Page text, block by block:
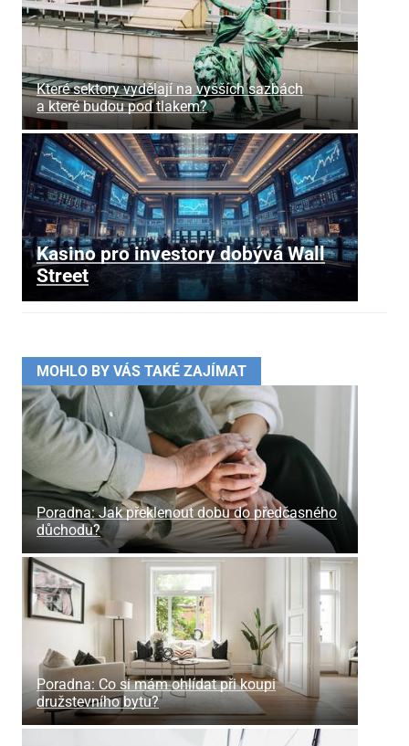
Které sektory vydělají na vyšších sazbách
a které budou pod tlakem?
Kasino pro investory dobývá Wall
Street
MOHLO BY VÁS TAKÉ ZAJÍMAT
Poradna: Jak překlenout dobu do předčasného
důchodu?
Poradna: Co si mám ohlídat při koupi
družstevního bytu?